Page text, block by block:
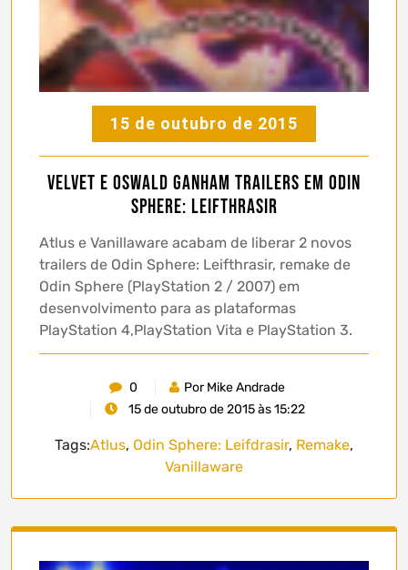
15 de outubro de 2015
Velvet e Oswald ganham trailers em Odin
Sphere: Leifthrasir
Atlus e Vanillaware acabam de liberar 2 novos
trailers de Odin Sphere: Leifthrasir, remake de
Odin Sphere (PlayStation 2 / 2007) em
desenvolvimento para as plataformas
PlayStation 4,PlayStation Vita e PlayStation 3.
0
Por Mike Andrade
15 de outubro de 2015 às 15:22
Tags:Atlus, Odin Sphere: Leifdrasir, Remake,
Vanillaware